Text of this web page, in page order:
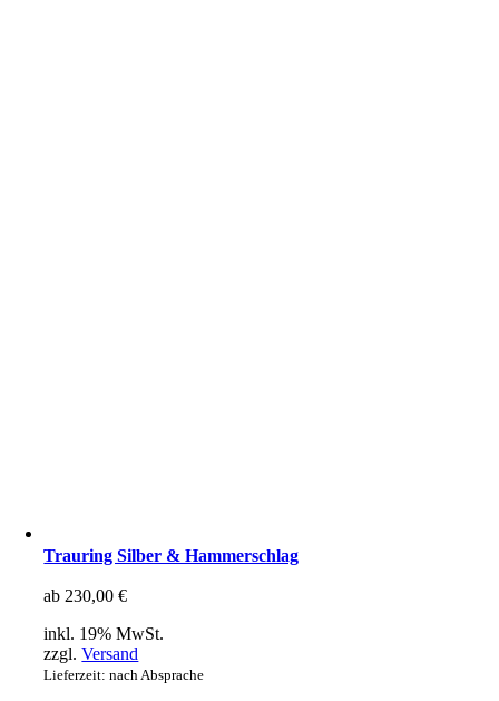
Trauring Silber & Hammerschlag
ab 230,00€
inkl. 19% MwSt.
zzgl.Versand
Lieferzeit: nach Absprache